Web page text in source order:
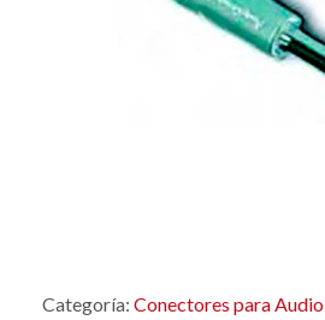
Categoría: Conectores para Audio